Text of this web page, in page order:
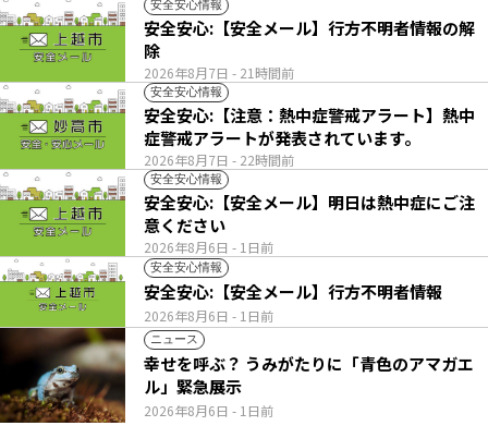
安全安心情報
2026年8月7日 - 21時間前
安全安心:【安全メール】行方不明者情報の解
除
安全安心情報
2026年8月7日 - 22時間前
安全安心:【注意：熱中症警戒アラート】熱中
症警戒アラートが発表されています。
安全安心情報
2026年8月6日 - 1日前
安全安心:【安全メール】明日は熱中症にご注
意ください
安全安心情報
2026年8月6日 - 1日前
安全安心:【安全メール】行方不明者情報
ニュース
2026年8月6日 - 1日前
幸せを呼ぶ？ うみがたりに「青色のアマガエ
ル」緊急展示